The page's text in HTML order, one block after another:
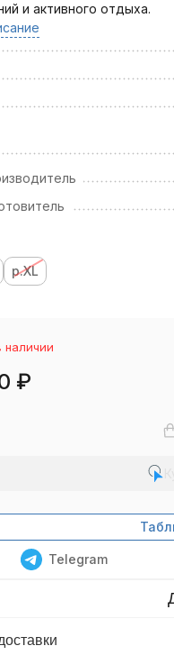
и активного отдыха.
р.XL
наличии
₽
Telegram